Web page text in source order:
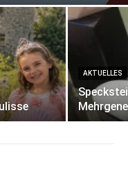
AKTUELLES